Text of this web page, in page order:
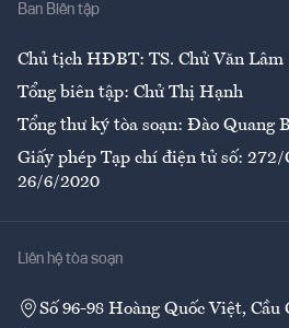
Ban Biên tập
Chủ tịch HĐBT: TS. Chử Văn Lâm
Tổng biên tập: Chử Thị Hạnh
Tổng thư ký tòa soạn: Đào Quang
Giấy phép Tạp chí điện tử số:
26/6/2020
Liên hệ tòa soạn
Số 96-98 Hoàng Quốc Việt, Cầu